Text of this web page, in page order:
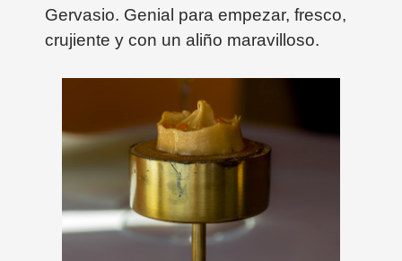
Gervasio. Genial para empezar, fresco,
crujiente y con un aliño maravilloso.